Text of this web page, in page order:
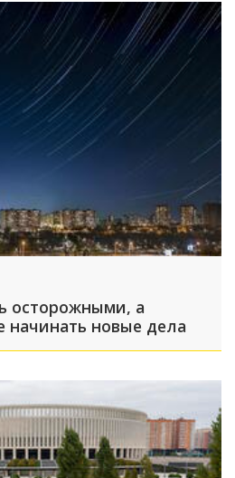
осторожными, а
начинать новые дела